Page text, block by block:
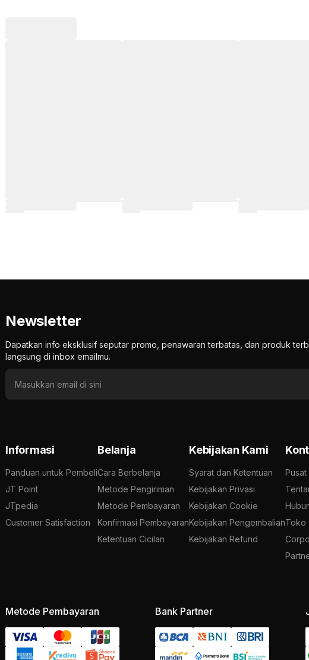
Newsletter
Dapatkan info eksklusif seputar promo, penawaran terbatas, dan produk
langsung di inbox emailmu.
Informasi
Panduan untuk Pembeli
JT Point
JTpedia
Customer Satisfaction
Belanja
Cara Berbelanja
Metode Pengiriman
Metode Pembayaran
Konfirmasi Pembayaran
Ketentuan Cicilan
Kebijakan Kami
Syarat dan Ketentuan
Kebijakan Privasi
Kebijakan Cookie
Kebijakan Pengembalian
Kebijakan Refund
Pusat
Toko
Metode Pembayaran Bank Partner